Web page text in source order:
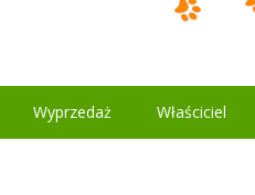
Wyprzedaż Właściciel